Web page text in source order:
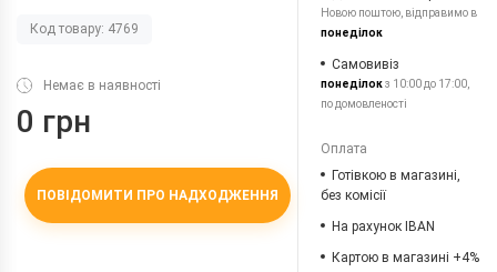
Код товару: 4769
Немає в наявності
0 грн
ПОВІДОМИТИ ПРО НАДХОДЖЕННЯ
Новою поштою, відправимо в
понеділок
Самовивіз
понеділокз 10:00 до 17:00,
по домовленості
Оплата
Готівкою в магазині,
без комісії
На рахунок IBAN
Картою в магазині +4%